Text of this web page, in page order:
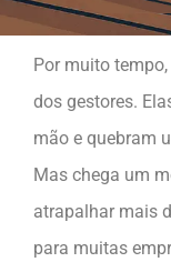
Por muito
dos gestores.
mão e quebram
Mas chega um
atrapalhar mais
para muitas